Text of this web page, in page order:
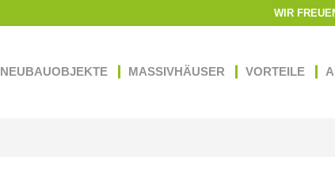
WIR
NEUBAUOBJEKTE MASSIVHÄUSER VORTEILE